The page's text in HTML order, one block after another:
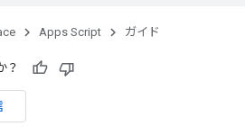
Apps Script ガイド
？